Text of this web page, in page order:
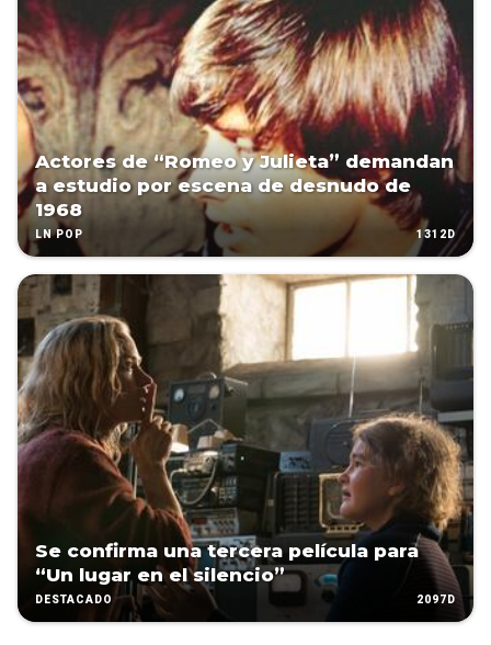
Actores de “Romeo y Julieta” demandan
a estudio por escena de desnudo de
1968
LN POP 1312D
Se confirma una tercera película para
“Un lugar en el silencio”
DESTACADO 2097D